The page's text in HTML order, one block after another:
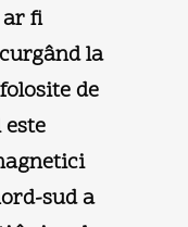
fi
la
de
sud a